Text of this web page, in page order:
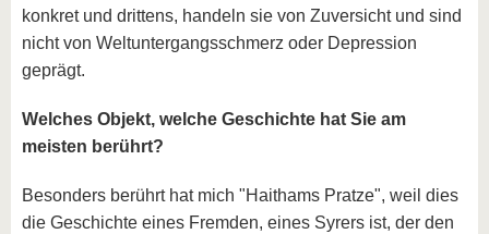
konkret und drittens, handeln sie von Zuversicht und sind
nicht von Weltuntergangsschmerz oder Depression
geprägt.
Welches Objekt, welche Geschichte hat Sie am
meisten berührt?
Besonders berührt hat mich "Haithams Pratze", weil dies
die Geschichte eines Fremden, eines Syrers ist, der den